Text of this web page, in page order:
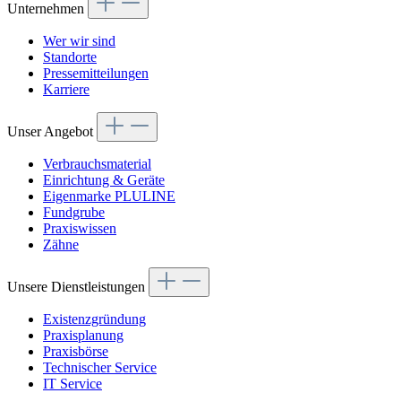
Unternehmen
Wer wir sind
Standorte
Pressemitteilungen
Karriere
Unser Angebot
Verbrauchsmaterial
Einrichtung & Geräte
Eigenmarke PLULINE
Fundgrube
Praxiswissen
Zähne
Unsere Dienstleistungen
Existenzgründung
Praxisplanung
Praxisbörse
Technischer Service
IT Service